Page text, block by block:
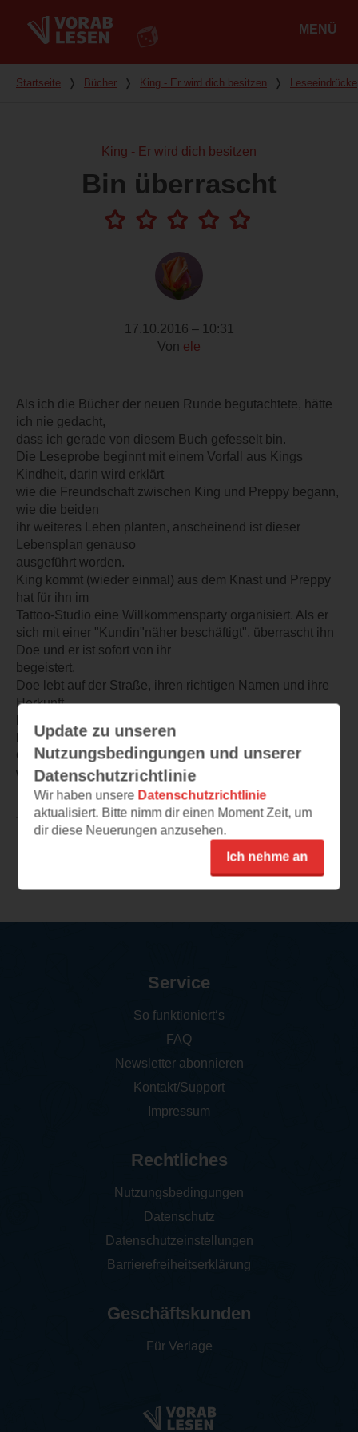
MENÜ
Du bist hier
Startseite ❭ Bücher ❭ King - Er wird dich besitzen ❭ Leseeindrücke
King - Er wird dich besitzen
Bin überrascht
17.10.2016 – 10:31
Von ele
Als ich die Bücher der neuen Runde begutachtete, hätte
ich nie gedacht,
dass ich gerade von diesem Buch gefesselt bin.
Die Leseprobe beginnt mit einem Vorfall aus Kings
Kindheit, darin wird erklärt
wie die Freundschaft zwischen King und Preppy begann,
wie die beiden
ihr weiteres Leben planten, anscheinend ist dieser
Lebensplan genauso
ausgeführt worden.
King kommt (wieder einmal) aus dem Knast und Preppy
hat für ihn im
Tattoo-Studio eine Willkommensparty organisiert. Als er
sich mit einer "Kundin"näher beschäftigt", überrascht ihn
Doe und er ist sofort von ihr
begeistert.
Doe lebt auf der Straße, ihren richtigen Namen und ihre
Herkunft
braucht.
Ob das King sein könnte und was es mit Doe auf sich hat,
will ich unbedingt wissen.
TEILEN
Update zu unseren
Nutzungsbedingungen und unserer
Datenschutzrichtlinie
Wir haben unsere Datenschutzrichtlinie
aktualisiert. Bitte nimm dir einen Moment Zeit, um
dir diese Neuerungen anzusehen.
Ich nehme an
Service
So funktioniert‘s
FAQ
Newsletter abonnieren
Kontakt/Support
Impressum
Rechtliches
Nutzungsbedingungen
Datenschutz
Datenschutzeinstellungen
Barrierefreiheitserklärung
Geschäftskunden
Für Verlage